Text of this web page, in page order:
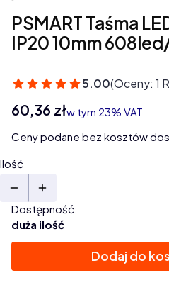
PSMART Taśma
IP20 10mm
5.00(Oceny: 1
Cena
60,36 złw tym 23% VAT
w tym 23% VAT
Ceny podane bez kosztów
Ilość
Dostępność:
duża ilość
Dodaj do